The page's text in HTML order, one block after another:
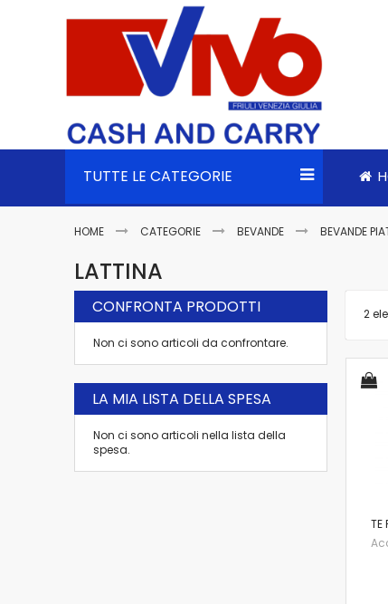
TUTTE LE CATEGORIE
HOME CATEGORIE BEVANDE BEVANDE
LATTINA
2
TE
CONFRONTA PRODOTTI
Non ci sono articoli da confrontare.
LA MIA LISTA DELLA SPESA
Non ci sono articoli nella lista della
spesa.